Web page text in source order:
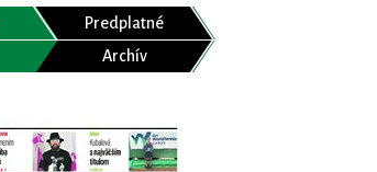
Predplatné
Archív